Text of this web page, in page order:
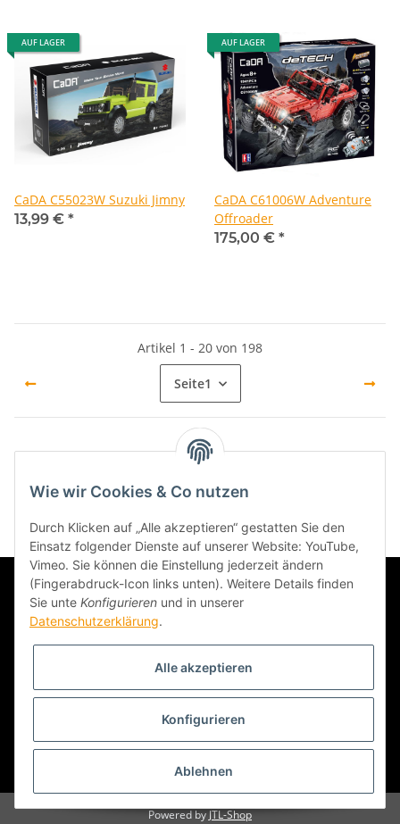
AUF LAGER
CaDA C55023W Suzuki Jimny
13,99 € *
AUF LAGER
CaDA C61006W Adventure
Offroader
175,00 € *
Artikel 1 - 20 von 198
Seite1
Gesetzliche Informationen
* Alle Preise inkl. gesetzlicher USt., zzgl.Versand
Powered byJTL-Shop
Wie wir Cookies & Co nutzen
Durch Klicken auf „Alle akzeptieren“ gestatten Sie den
Einsatz folgender Dienste auf unserer Website: YouTube,
Vimeo. Sie können die Einstellung jederzeit ändern
(Fingerabdruck-Icon links unten). Weitere Details finden
Sie unte Konfigurieren und in unserer
Datenschutzerklärung.
Alle akzeptieren
Konfigurieren
Ablehnen